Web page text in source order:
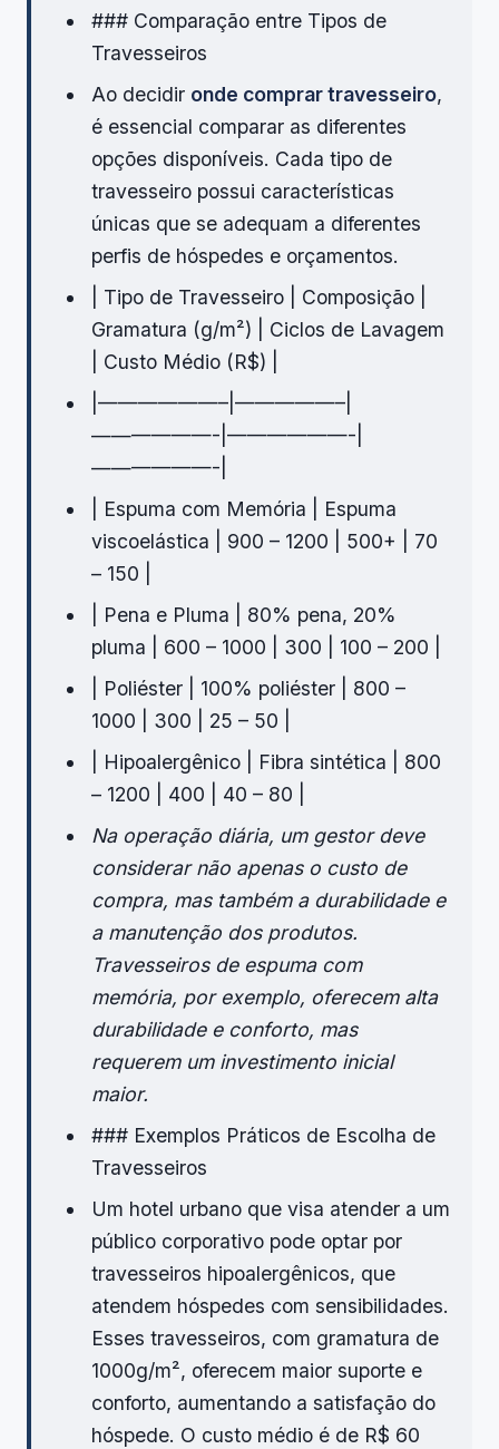
### Comparação entre Tipos de
Travesseiros
Ao decidir onde comprar travesseiro,
é essencial comparar as diferentes
opções disponíveis. Cada tipo de
travesseiro possui características
únicas que se adequam a diferentes
perfis de hóspedes e orçamentos.
| Tipo de Travesseiro | Composição |
Gramatura (g/m²) | Ciclos de Lavagem
| Custo Médio (R$) |
|——————–|—————–|
——————-|——————-|
——————-|
| Espuma com Memória | Espuma
viscoelástica | 900 – 1200 | 500+ | 70
– 150 |
| Pena e Pluma | 80% pena, 20%
pluma | 600 – 1000 | 300 | 100 – 200 |
| Poliéster | 100% poliéster | 800 –
1000 | 300 | 25 – 50 |
| Hipoalergênico | Fibra sintética | 800
– 1200 | 400 | 40 – 80 |
Na operação diária, um gestor deve
considerar não apenas o custo de
compra, mas também a durabilidade e
a manutenção dos produtos.
Travesseiros de espuma com
memória, por exemplo, oferecem alta
durabilidade e conforto, mas
requerem um investimento inicial
maior.
### Exemplos Práticos de Escolha de
Travesseiros
Um hotel urbano que visa atender a um
público corporativo pode optar por
travesseiros hipoalergênicos, que
atendem hóspedes com sensibilidades.
Esses travesseiros, com gramatura de
1000g/m², oferecem maior suporte e
conforto, aumentando a satisfação do
hóspede. O custo médio é de R$ 60